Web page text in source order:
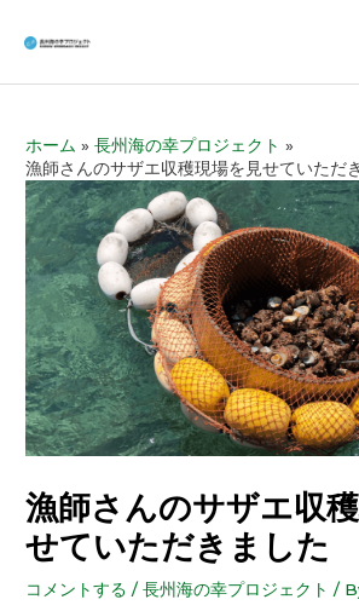
ホーム
長州海の幸プロジェクト
漁師さんのサザエ収穫現場を見せていただ
漁師さんのサザエ収
せていただきました
コメントする /長州海の幸プロジェクト /